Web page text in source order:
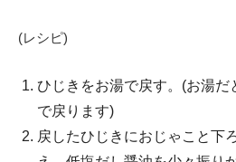
(レシピ)
ひじきをお湯で戻す。(お湯だ
で戻ります)
戻したひじきにおじゃこと下